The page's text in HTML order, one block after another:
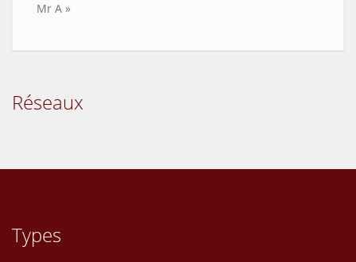
Mr A »
Réseaux
Types